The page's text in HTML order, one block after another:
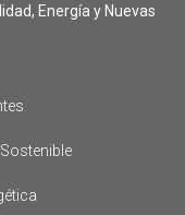
Energía y Nuevas